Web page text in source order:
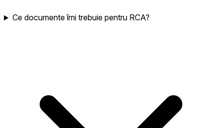
Ce documente îmi trebuie pentru RCA?